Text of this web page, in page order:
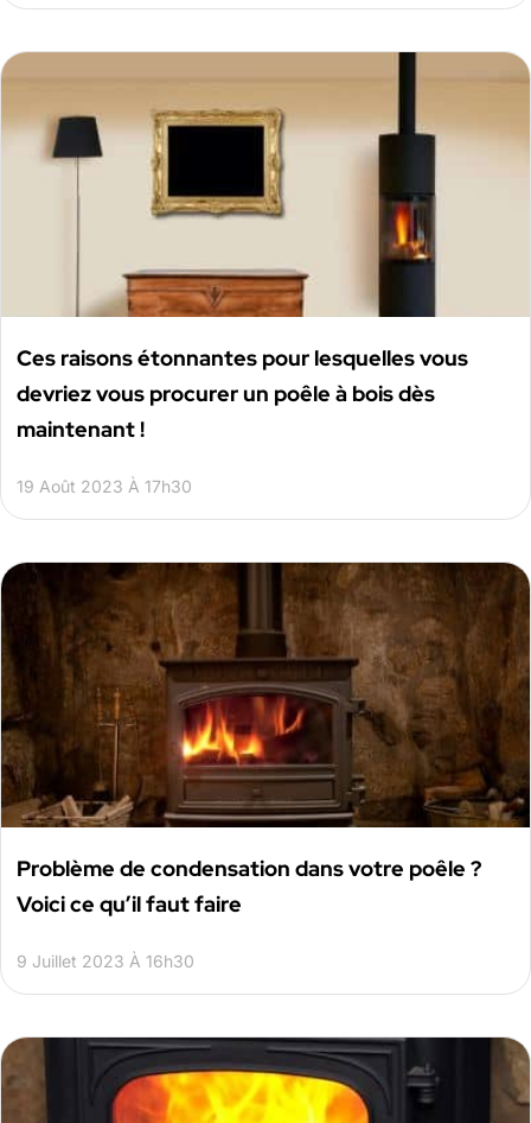
Ces raisons étonnantes pour lesquelles vous
devriez vous procurer un poêle à bois dès
maintenant !
19 Août 2023 À 17h30
Problème de condensation dans votre poêle ?
Voici ce qu’il faut faire
9 Juillet 2023 À 16h30